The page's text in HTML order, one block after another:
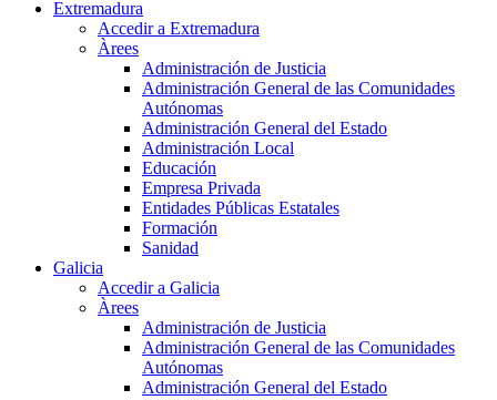
Extremadura
Accedir a Extremadura
Àrees
Administración de Justicia
Administración General de las Comunidades
Autónomas
Administración General del Estado
Administración Local
Educación
Empresa Privada
Entidades Públicas Estatales
Formación
Sanidad
Galicia
Accedir a Galicia
Àrees
Administración de Justicia
Administración General de las Comunidades
Autónomas
Administración General del Estado